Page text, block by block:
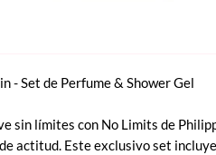
- Set de Perfume & Shower Gel
sin límites con No Limits de
actitud. Este exclusivo set